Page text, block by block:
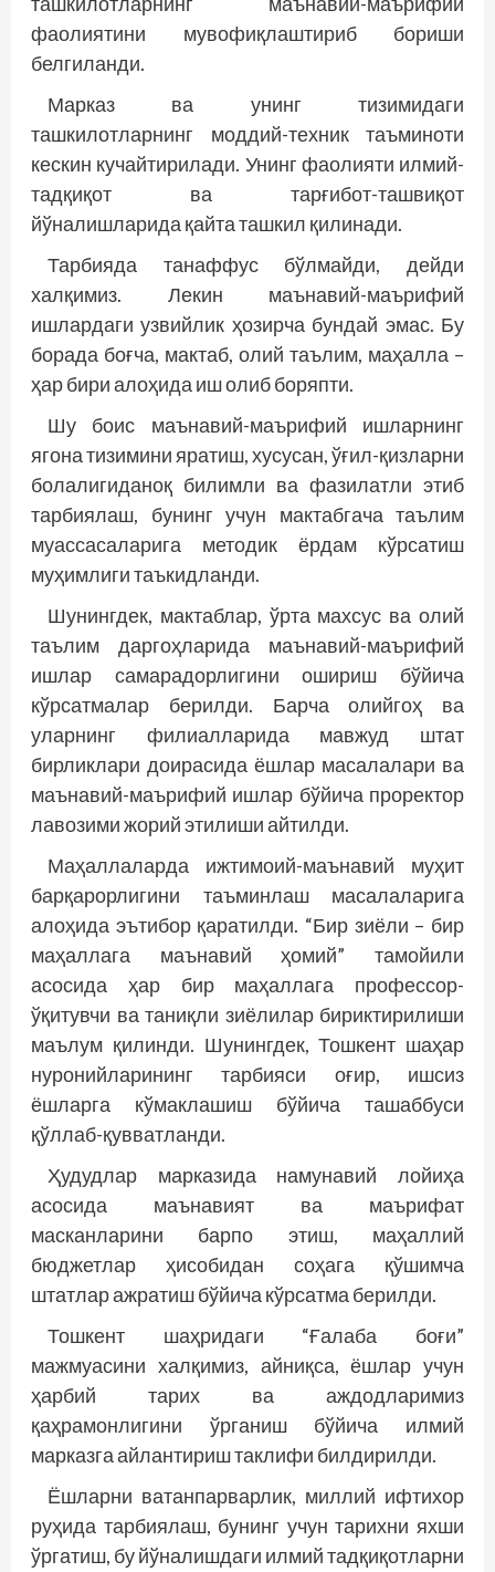
фаолиятини мувофиқлаштириб бориши
белгиланди.
Марказ ва унинг тизимидаги
ташкилотларнинг моддий-техник таъминоти
кескин кучайтирилади. Унинг фаолияти илмий-
тадқиқот ва тарғибот-ташвиқот
йўналишларида қайта ташкил қилинади.
Тарбияда танаффус бўлмайди, дей­ди
халқимиз. Лекин маънавий-маърифий
ишлардаги узвийлик ҳозирча бундай эмас. Бу
борада боғча, мактаб, олий таълим, маҳалла –
ҳар бири алоҳида иш олиб боряпти.
Шу боис маънавий-маърифий ишларнинг
ягона тизимини яратиш, хусусан, ўғил-қизларни
болалигиданоқ билимли ва фазилатли этиб
тарбиялаш, бунинг учун мактабгача таълим
муассасаларига методик ёрдам кўрсатиш
муҳимлиги таъкидланди.
Шунингдек, мактаблар, ўрта махсус ва олий
таълим даргоҳларида маънавий-маърифий
ишлар самарадорлигини ошириш бўйича
кўрсатмалар берилди. Барча олийгоҳ ва
уларнинг филиалларида мавжуд штат
бирликлари доирасида ёшлар масалалари ва
маънавий-маърифий ишлар бўйича проректор
лавозими жорий этилиши айтилди.
Маҳаллаларда ижтимоий-маънавий муҳит
барқарорлигини таъминлаш масалаларига
алоҳида эътибор қаратилди. “Бир зиёли – бир
маҳаллага маънавий ҳомий” тамойили
асосида ҳар бир маҳаллага профессор-
ўқитувчи ва таниқли зиёлилар бириктирилиши
маълум қилинди. Шунингдек, Тошкент шаҳар
нуронийларининг тарбияси оғир, ишсиз
ёшларга кўмаклашиш бўйича ташаббуси
қўллаб-қувватланди.
Ҳудудлар марказида намунавий лойиҳа
асосида маънавият ва маърифат
масканларини барпо этиш, маҳаллий
бюджетлар ҳисобидан соҳага қўшимча
штатлар ажратиш бў­йича кўрсатма берилди.
Тошкент шаҳридаги “Ғалаба боғи”
мажмуасини халқимиз, айниқса, ёшлар учун
ҳарбий тарих ва аждодларимиз
қаҳрамонлигини ўрганиш бўйича илмий
марказга айлантириш таклифи билдирилди.
Ёшларни ватанпарварлик, миллий ифтихор
руҳида тарбиялаш, бунинг учун тарихни яхши
ўргатиш, бу йўналишдаги илмий тадқиқотларни